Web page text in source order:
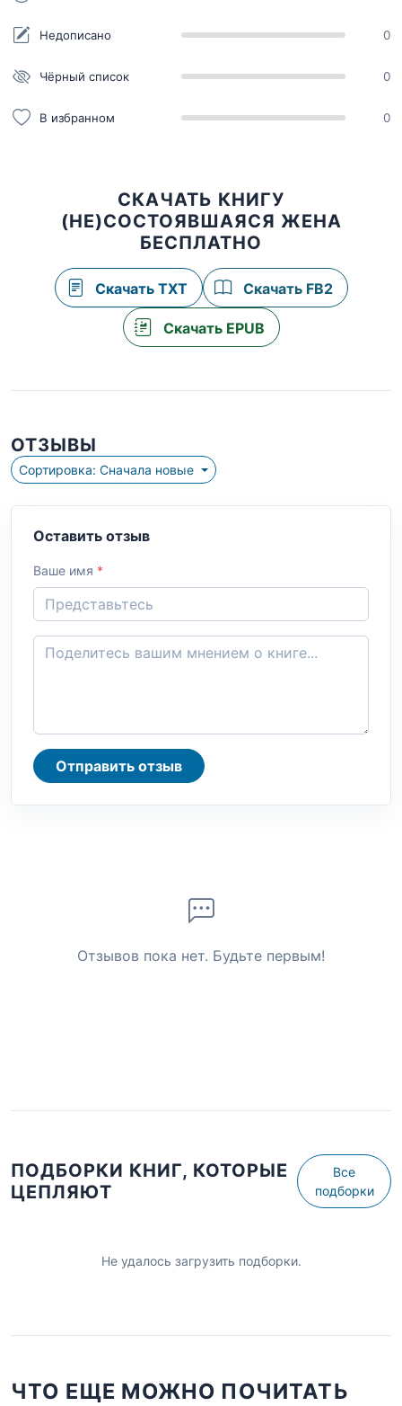
Недописано 0
Чёрный список 0
В избранном 0
СКАЧАТЬ КНИГУ
(НЕ)СОСТОЯВШАЯСЯ ЖЕНА
БЕСПЛАТНО
Скачать TXT Скачать FB2
Скачать EPUB
ОТЗЫВЫ
Сортировка: Сначала новые
Оставить отзыв
Ваше имя *
Отправить отзыв
Отзывов пока нет. Будьте первым!
ПОДБОРКИ КНИГ, КОТОРЫЕ
ЦЕПЛЯЮТ
Все
подборки
Не удалось загрузить подборки.
ЧТО ЕЩЕ МОЖНО ПОЧИТАТЬ